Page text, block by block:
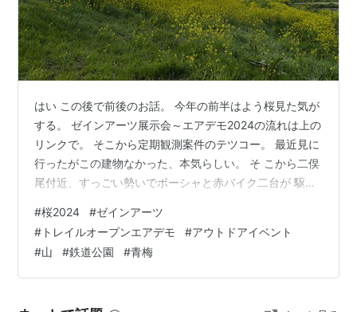
はい この後で前後のお話。 今年の前半はよう桜見た気が
する。 ゼインアーツ展示会～エアデモ2024の流れは上の
リンクで。 そこから定期観測案件のテツコー。 最近見に
行ったがこの建物なかった、本気らしい。 そ こから二俣
尾付近、すっごい勢いでボーシャと赤バイク二台が 駆け
ロに任せといてこちらはこちら 我々は我々の山行を遂行
する。 では山開始 山の記録、あんまりしてないよねえ。
山自体はそこそこ行っているのだが。 今年も絶賛記録は
遠いだ。 すると 先程のエアデモの大会参加な方々が。
#桜2024 #ゼインアーツ
# トレイルオープンエアデモ #アウトドアイベント
#山 #鉄道公園 #青梅